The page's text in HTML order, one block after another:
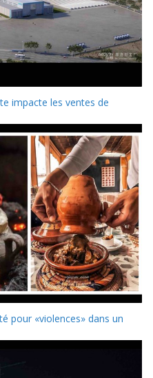
impacte les ventes de
pour «violences» dans un